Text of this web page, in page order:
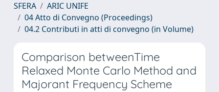
SFERA
ARIC UNIFE
04 Atto di Convegno (Proceedings)
04.2 Contributi in atti di convegno (in Volume)
Comparison betweenTime
Relaxed Monte Carlo Method and
Majorant Frequency Scheme